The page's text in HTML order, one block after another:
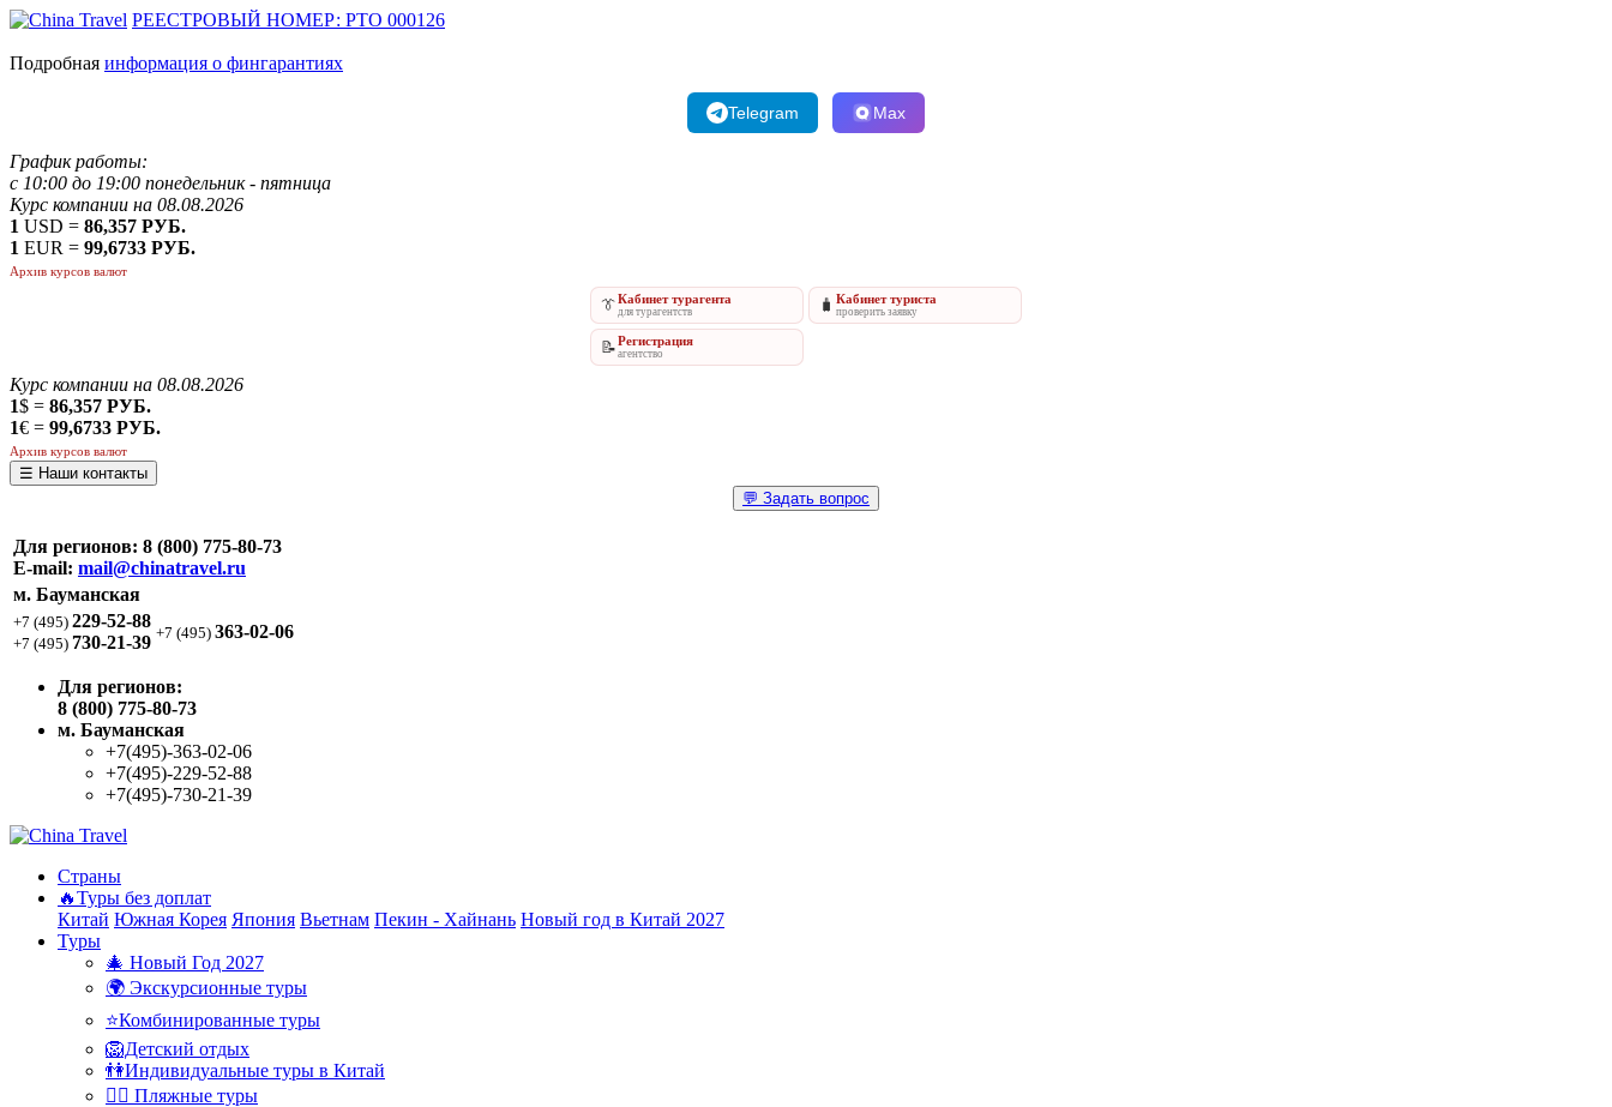
РЕЕСТРОВЫЙ НОМЕР: РТО 000126
Подробная информация о фингарантиях
Telegram Max
График работы:
с 10:00 до 19:00 понедельник - пятница
Курс компании на 08.08.2026
1 USD = 86,357 РУБ.
1 EUR = 99,6733 РУБ.
Архив курсов валют
👔Кабинет турагента
для турагентств 🧳 Кабинет туриста
проверить заявку
📝Регистрация
агентство
Курс компании на 08.08.2026
1$ = 86,357 РУБ.
1€ = 99,6733 РУБ.
Архив курсов валют
☰ Наши контакты
💬 Задать вопрос
Для регионов: 8 (800) 775-80-73
E-mail: mail@chinatravel.ru
м. Бауманская
+7 (495) 229-52-88
+7 (495) 730-21-39 +7 (495) 363-02-06
Для регионов:
8 (800) 775-80-73
м. Бауманская
+7(495)-363-02-06
+7(495)-229-52-88
+7(495)-730-21-39
Страны
🔥Туры без доплат
Китай Южная Корея Япония Вьетнам Пекин - Хайнань Новый год в Китай 2027
Туры
🎄 Новый Год 2027
🌍 Экскурсионные туры
⭐Комбинированные туры
🦁Детский отдых
👫Индивидуальные туры в Китай
🏊‍♂ Пляжные туры